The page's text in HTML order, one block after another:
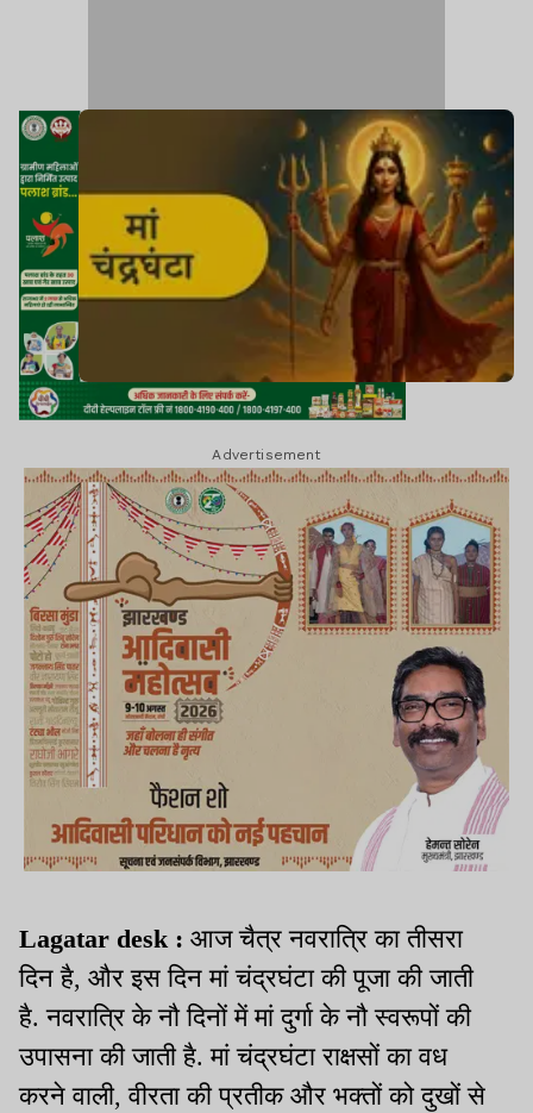
Advertisement
Lagatar desk : आज चैत्र नवरात्रि का तीसरा
दिन है, और इस दिन मां चंद्रघंटा की पूजा की जाती
है. नवरात्रि के नौ दिनों में मां दुर्गा के नौ स्वरूपों की
उपासना की जाती है. मां चंद्रघंटा राक्षसों का वध
करने वाली, वीरता की प्रतीक और भक्तों को दुखों से